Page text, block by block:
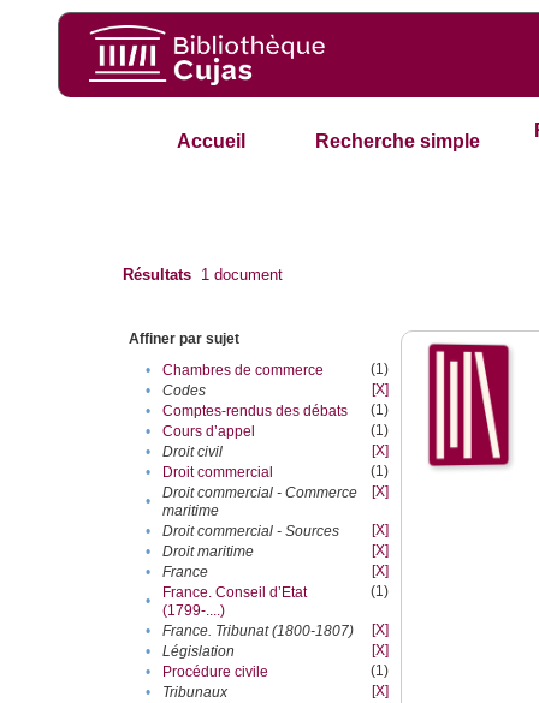
Accueil Recherche simple
Résultats 1 document
Affiner par sujet
•
Chambres de commerce
(1)
•
Codes
[X]
•
Comptes-rendus des débats
(1)
•
Cours d’appel
(1)
•
Droit civil
[X]
•
Droit commercial
(1)
•
Droit commercial - Commerce
maritime
[X]
• Droit commercial - Sources
[X]
•
Droit maritime
[X]
•
France
[X]
•
France. Conseil d’Etat
(1799-....)
(1)
• France. Tribunat (1800-1807)
[X]
•
Législation
[X]
•
Procédure civile
(1)
•
Tribunaux
[X]